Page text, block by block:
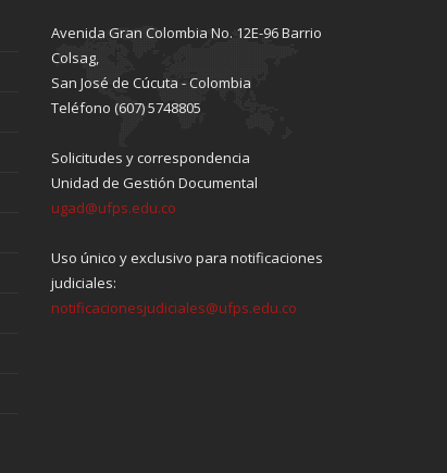
Avenida Gran Colombia No. 12E-96 Barrio
Colsag,
San José de Cúcuta - Colombia
Teléfono (607) 5748805
Solicitudes y correspondencia
Unidad de Gestión Documental
ugad@ufps.edu.co
Uso único y exclusivo para notificaciones
judiciales:
notificacionesjudiciales@ufps.edu.co